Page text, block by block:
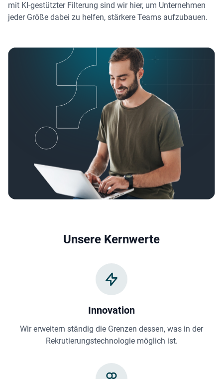
mit KI-gestützter Filterung sind wir hier, um Unternehmen
jeder Größe dabei zu helfen, stärkere Teams aufzubauen.
Unsere Kernwerte
Innovation
Wir erweitern ständig die Grenzen dessen, was in der
Rekrutierungstechnologie möglich ist.